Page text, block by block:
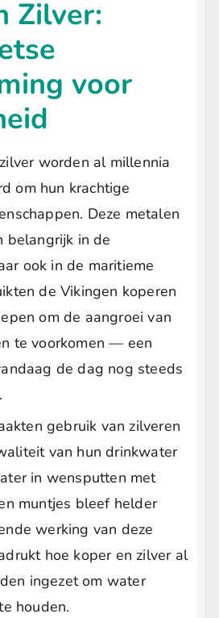
Zilver:
voor
worden al millennia
om hun krachtige
Deze metalen
belangrijk in de
ook in de maritieme
de Vikingen koperen
om de aangroei van
te voorkomen — een
de dag nog steeds
gebruik van zilveren
van hun drinkwater
in wensputten met
muntjes bleef helder
werking van deze
hoe koper en zilver al
ingezet om water
houden.